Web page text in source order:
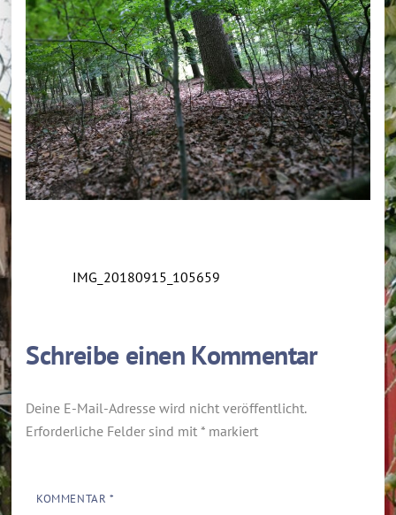
IMG_20180915_105659
Schreibe einen Kommentar
Deine E-Mail-Adresse wird nicht veröffentlicht.
Erforderliche Felder sind mit* markiert
KOMMENTAR *